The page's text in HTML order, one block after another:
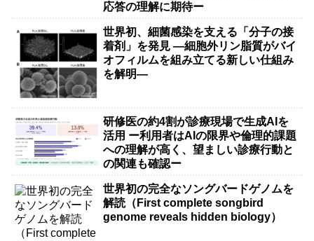
応答の理解に期待ー
世界初、細菌感染を支える「分子の接
着剤」を発見 ―細胞外リン脂質がバイ
オフィルムを組み立てる新しい仕組み
を解明―
研修医の約4割が診療現場で生成AIを
活用 ー利用者はAIの限界や倫理的課題
への理解が高く、望ましい診療行動と
の関連も確認ー
世界初の完全なソングバードゲノムを
解読（First complete songbird
genome reveals hidden biology）